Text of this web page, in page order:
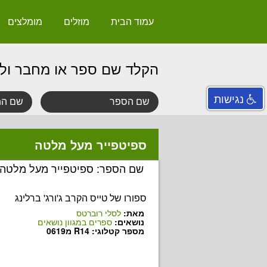
עמוד הבית מוזלים מומלצים
הקלד שם ספר או מחבר
ספיטפייר מעל מלטה
שם הספר: ספיטפייר מעל מלטה
ספורו של טייס הקרב ג'ורג' ברלינג
מאת: לסלי רוברטס
נושאים: ספרים במגוון נושאים
מספר קטלוגי: R14 מ0619
נגישות